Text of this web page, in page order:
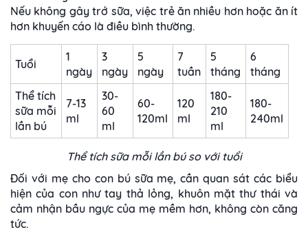
Nếu không gây trớ sữa, việc trẻ ăn nhiều hơn hoặc ăn ít
hơn khuyến cáo là điều bình thường.
Tuổi
1
ngày
3
ngày
5
ngày
7
tuần
5
tháng
6
tháng
Thể tích
sữa mỗi
lần bú
7-13
ml
30-
60
ml
60-
120ml
120
ml
180-
210
ml
180-
240ml
Thể tích sữa mỗi lần bú so với tuổi
Đối với mẹ cho con bú sữa mẹ, cần quan sát các biểu
hiện của con như tay thả lỏng, khuôn mặt thư thái và
cảm nhận bầu ngực của mẹ mềm hơn, không còn căng
tức.